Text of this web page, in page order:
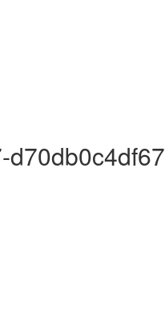
d70db0c4df67